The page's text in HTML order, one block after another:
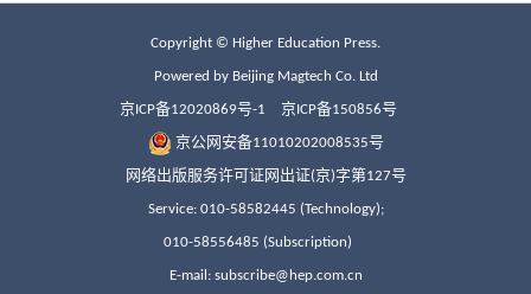
Copyright © Higher Education Press.
Powered by Beijing Magtech Co. Ltd
京ICP备12020869号-1 京ICP备150856号
京公网安备11010202008535号
网络出版服务许可证网出证(京)字第127号
Service: 010-58582445 (Technology);
010-58556485 (Subscription)
E-mail: subscribe@hep.com.cn